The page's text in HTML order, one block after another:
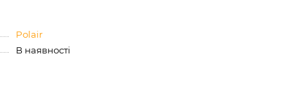
Polair
В наявності